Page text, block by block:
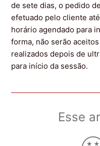
Cancelamento após o
Cancelamento de
de sete dias, o pedido
efetuado pelo cliente
horário agendado para
forma, não serão
realizados depois de
para início da sessão.
Esse